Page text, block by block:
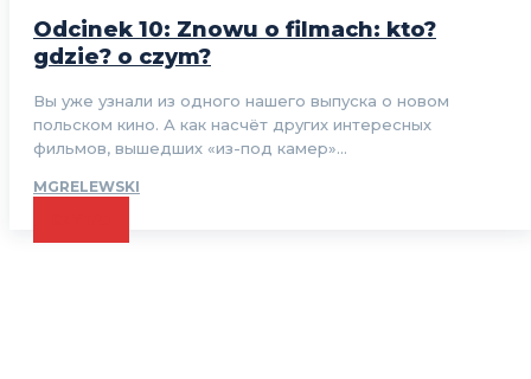
Odcinek 10: Znowu o filmach: kto?
gdzie? o czym?
Вы уже узнали из одного нашего выпуска о новом
польском кино. А как насчёт других интересных
фильмов, вышедших «из-под камер»...
MGRELEWSKI